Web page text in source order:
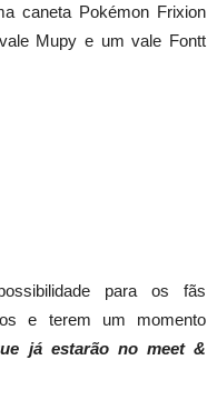
caneta Pokémon Frixion
Mupy e um vale Fontt
para os fãs
e terem um momento
já estarão no meet &